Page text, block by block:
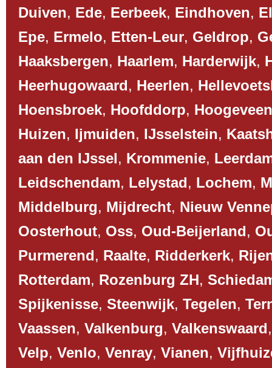
Duiven, Ede, Eerbeek, Eindhoven,
Epe, Ermelo, Etten-Leur, Geldrop,
Haaksbergen, Haarlem, Harderwijk,
Heerhugowaard, Heerlen,
Hoensbroek, Hoofddorp, Hoogeveen
Huizen, Ijmuiden, IJsselstein,
aan den IJssel, Krommenie,
Leidschendam, Lelystad, Lochem,
Middelburg, Mijdrecht, Nieuw
Oosterhout, Oss, Oud-Beijerland,
Purmerend, Raalte, Ridderkerk,
Rotterdam, Rozenburg ZH,
Spijkenisse, Steenwijk, Tegelen,
Vaassen, Valkenburg, Valkenswaard
Velp, Venlo, Venray, Vianen,